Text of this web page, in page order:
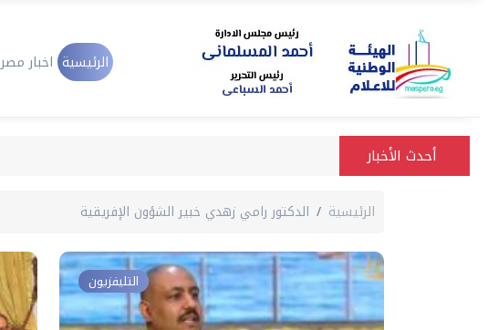
الرئيسية اخبار مصر
أحدث الأخبار
الرئيسية الدكتور رامي زهدي خبير الشؤون الإفريقية
التليفزيون